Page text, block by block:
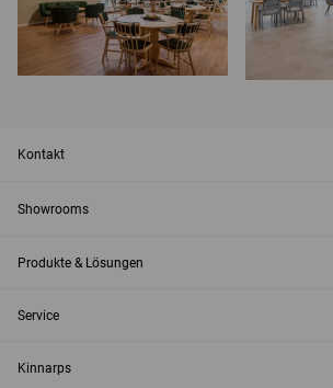
Kontakt
Showrooms
Produkte & Lösungen
Service
Kinnarps